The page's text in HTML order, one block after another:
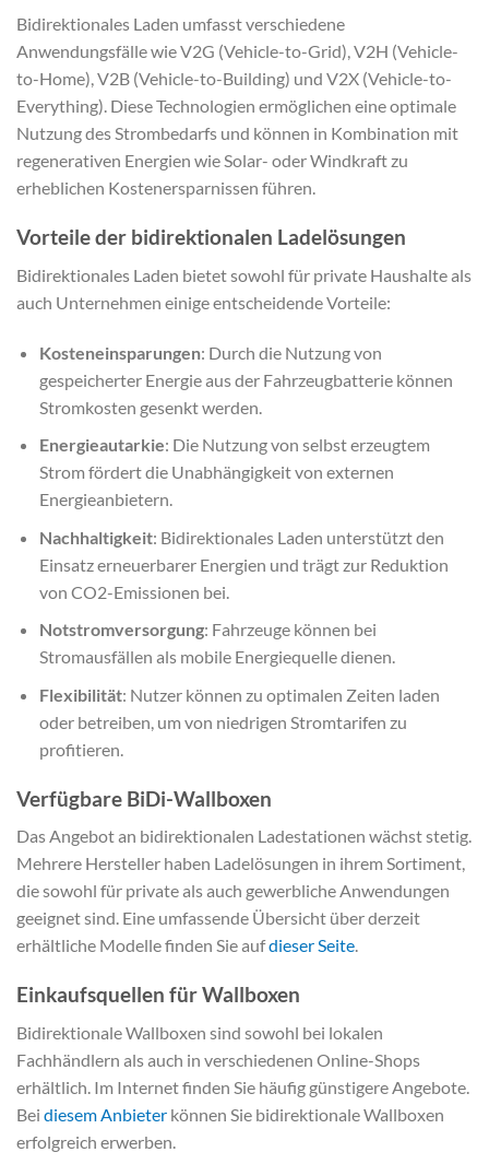
Bidirektionales Laden umfasst verschiedene
Anwendungsfälle wie V2G (Vehicle-to-Grid), V2H (Vehicle-
to-Home), V2B (Vehicle-to-Building) und V2X (Vehicle-to-
Everything). Diese Technologien ermöglichen eine optimale
Nutzung des Strombedarfs und können in Kombination mit
regenerativen Energien wie Solar- oder Windkraft zu
erheblichen Kostenersparnissen führen.
Vorteile der bidirektionalen Ladelösungen
Bidirektionales Laden bietet sowohl für private Haushalte als
auch Unternehmen einige entscheidende Vorteile:
Kosteneinsparungen: Durch die Nutzung von
gespeicherter Energie aus der Fahrzeugbatterie können
Stromkosten gesenkt werden.
Energieautarkie: Die Nutzung von selbst erzeugtem
Strom fördert die Unabhängigkeit von externen
Energieanbietern.
Nachhaltigkeit: Bidirektionales Laden unterstützt den
Einsatz erneuerbarer Energien und trägt zur Reduktion
von CO2-Emissionen bei.
Notstromversorgung: Fahrzeuge können bei
Stromausfällen als mobile Energiequelle dienen.
Flexibilität: Nutzer können zu optimalen Zeiten laden
oder betreiben, um von niedrigen Stromtarifen zu
profitieren.
Verfügbare BiDi-Wallboxen
Das Angebot an bidirektionalen Ladestationen wächst stetig.
Mehrere Hersteller haben Ladelösungen in ihrem Sortiment,
die sowohl für private als auch gewerbliche Anwendungen
geeignet sind. Eine umfassende Übersicht über derzeit
erhältliche Modelle finden Sie aufdieser Seite.
Einkaufsquellen für Wallboxen
Bidirektionale Wallboxen sind sowohl bei lokalen
Fachhändlern als auch in verschiedenen Online-Shops
erhältlich. Im Internet finden Sie häufig günstigere Angebote.
Bei diesem Anbieter können Sie bidirektionale Wallboxen
erfolgreich erwerben.